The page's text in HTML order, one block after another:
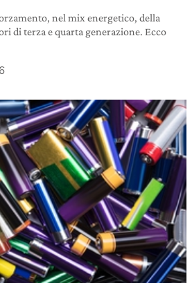
nel mix energetico, della
di terza e quarta generazione. Ecco